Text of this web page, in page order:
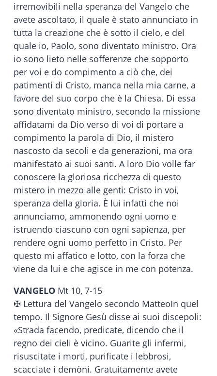
irremovibili nella speranza del Vangelo che
avete ascoltato, il quale è stato annunciato in
tutta la creazione che è sotto il cielo, e del
quale io, Paolo, sono diventato ministro. Ora
io sono lieto nelle sofferenze che sopporto
per voi e do compimento a ciò che, dei
patimenti di Cristo, manca nella mia carne, a
favore del suo corpo che è la Chiesa. Di essa
sono diventato ministro, secondo la missione
affidatami da Dio verso di voi di portare a
compimento la parola di Dio, il mistero
nascosto da secoli e da generazioni, ma ora
manifestato ai suoi santi. A loro Dio volle far
conoscere la gloriosa ricchezza di questo
mistero in mezzo alle genti: Cristo in voi,
speranza della gloria. È lui infatti che noi
annunciamo, ammonendo ogni uomo e
istruendo ciascuno con ogni sapienza, per
rendere ogni uomo perfetto in Cristo. Per
questo mi affatico e lotto, con la forza che
viene da lui e che agisce in me con potenza.
VANGELO Mt 10, 7-15
✠ Lettura del Vangelo secondo MatteoIn quel
tempo. Il Signore Gesù disse ai suoi discepoli:
«Strada facendo, predicate, dicendo che il
regno dei cieli è vicino. Guarite gli infermi,
risuscitate i morti, purificate i lebbrosi,
scacciate i demòni. Gratuitamente avete